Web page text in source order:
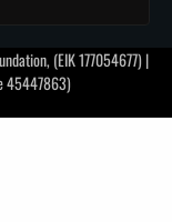
(EIK 177054677) |
45447863)